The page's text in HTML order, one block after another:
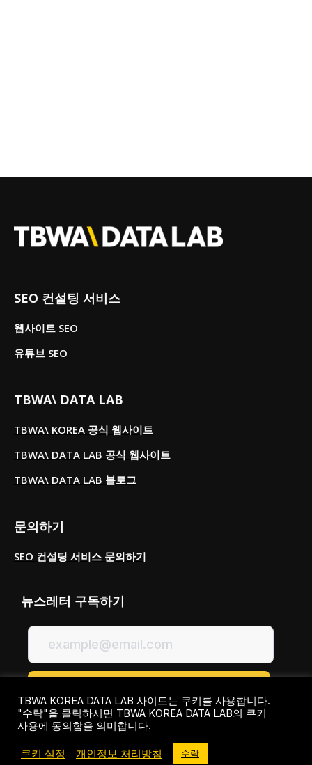
SEO 컨설팅 서비스
웹사이트 SEO
유튜브 SEO
TBWA\ DATA LAB
TBWA\ KOREA 공식 웹사이트
TBWA\ DATA LAB 공식 웹사이트
TBWA\ DATA LAB 블로그
문의하기
SEO 컨설팅 서비스 문의하기
뉴스레터 구독하기
TBWA KOREA DATA LAB 사이트는 쿠키를 사용합니다.
"수락"을 클릭하시면 TBWA KOREA DATA LAB의 쿠키
사용에 동의함을 의미합니다.
쿠키 설정 개인정보 처리방침 수락